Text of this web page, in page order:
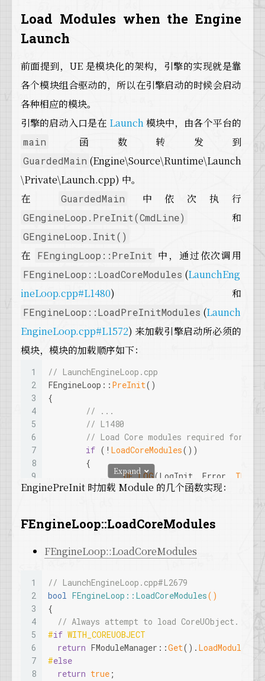
52
54
56
57
58
59
60
61
63
64
67
69
70
72
73
74
75
76
77
78
79
80
81
82
83
84
85
86
87
88
91
93
95
96
97
98
99
100
101
for (int Idx = 0; Idx <
  {
  }
// Search any game directories
for (
; Idx <
  {
FindModulePathsInDirectory
void
// Figure out the BuildId if it's not
if (!BuildId.IsSet())
    FString FileName = FModuleManifest::
    FModuleManifest Manifest;
if (!FModuleManifest::TryRead
    {
UE_LOG
(LogModuleManager, Fatal, TEXT
    }
    BuildId = Manifest.BuildId;
  }
// Find all the directories to search
  IFileManager::
  SearchDirectoryNames.
// Enumerate the modules in each directory
const
FString& SearchDirectoryName:
    FModuleManifest Manifest;
for (const TPair<FString, FString>&
if (Pair.Key.MatchesWildcard
          OutModulePaths.
Add(
        }
    }
  }
#endif
33
34
36
38
39
41
42
44
45
48
49
51
52
54
55
57
58
60
61
62
63
64
65
66
67
68
69
71
72
74
76
77
78
79
80
81
82
83
const FString ModuleFileToLoad = FPaths::
ModuleInfo->Handle = nullptr;
// Skip this check if file manager has not
if (FPaths::
  ModuleInfo->Handle = FPlatformProcess::
(ModuleInfo->Handle != nullptr
// First things first.  If the loaded DLL
// static initialization will have run
// go in and make sure those new
    {
// Sometimes modules are loaded before
// these modules aren't using UObjects.
(bCanProcessNewlyLoadedObjects)
    {
// OK, we've verified that loading the
// registered, so we'll treat this
      ProcessLoadedObjectsCallback.
Broadcast
    }
// Find our "InitializeModule" global
if (InitializeModuleFunctionPtr !=
if ( ModuleInfo->Module.
// Assign the already loaded
        LoadedModule = ModuleInfo->Module.
      {
        ModuleInfo->Module =
TUniquePtr
( ModuleInfo->Module.
        {
          ModuleInfo->Module->
// The module might try to load
// Module was started
          ModulesChangedEvent.
Broadcast
// Set the return parameter
11
13
15
16
17
18
19
21
22
24
25
27
28
29
30
31
32
34
35
36
// Called before the module has been
virtual
// Called after the module has been
virtual void PostLoadCallback (){}
// Called before the module is unloaded,
// During normal shutdown, this is called
// This means that, as long as a module
// can safely reference those dependencies
// Override this to set whether your
// @return  Whether the module supports
virtual
bool SupportsDynamicReloading()
// Override this to set whether your
// @return  Whether the module supports
virtual bool SupportsAutomaticShutdown()
// Returns true if this module hosts
// @return True for "gameplay modules",
virtual bool IsGameModule() const{ return
Load Modules when the Engine
Launch
前面提到，UE 是模块化的架构，引擎的实现就是靠
各个模块组合驱动的，所以在引擎启动的时候会启动
各种相应的模块。
引擎的启动入口是在 Launch模块中，由各个平台的
main 函数转发到
GuardedMain (Engine\Source\Runtime\Launch
\Private\Launch.cpp) 中。
在
GuardedMain 中依次执行
GEngineLoop.PreInit(CmdLine) 和
GEngineLoop.Init()
在 FEngingLoop::PreInit 中，通过依次调用
FEngineLoop::LoadCoreModules (LaunchEng
ineLoop.cpp#L1480) 和
FEngineLoop::LoadPreInitModules (Launch
EngineLoop.cpp#L1572) 来加载引擎启动所必须的
模块，模块的加载顺序如下：
1
2
3
4
5
6
7
8
9
10
13
15
17
18
19
20
21
22
23
24
// LaunchEngineLoop.cpp
FEngineLoop:: PreInit()
{
// ...
// L1480
// Load Core modules required for
if (! LoadCoreModules())
	{
UE_LOG(LogInit, Error, TEXT
return 1;
LoadPreInitModules();
// L2015
// note: Since 4.20 add
// Load up all modules that need to
if (!IProjectManager::
Expand
EnginePreInit 时加载 Module 的几个函数实现：
FEngineLoop::LoadCoreModules
FEngineLoop::LoadCoreModules
1
2
3
4
5
6
7
8
// LaunchEngineLoop.cpp#L2679
bool FEngineLoop::LoadCoreModules()
{
// Always attempt to load CoreUObject. It
#if WITH_COREUOBJECT
return FModuleManager::Get(). LoadModule
#else
return true ;